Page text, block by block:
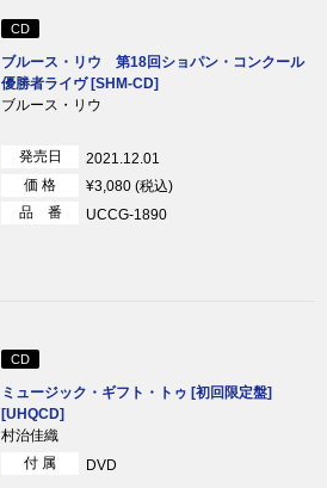
CD
ブルース・リウ 第18回ショパン・コンクール
優勝者ライヴ [SHM-CD]
ブルース・リウ
発売日
2021.12.01
価 格
¥3,080 (税込)
品 番
UCCG-1890
CD
ミュージック・ギフト・トゥ [初回限定盤]
[UHQCD]
村治佳織
付 属
DVD